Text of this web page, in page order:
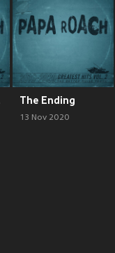
The Ending
13 Nov 2020